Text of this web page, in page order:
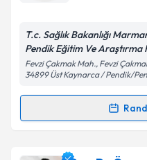
Kişisel verilerimin
Metni'ni okudum
kapsamda
T.c. Sağlık Bakanlığı
Pendik Eğitim Ve Araştırma
Fevzi Çakmak Mah., Fevzi
34899 Üst Kaynarca / Pendik/
Randevu Takvimi